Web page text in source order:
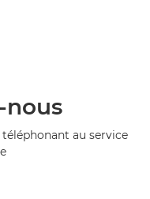
nous
au service